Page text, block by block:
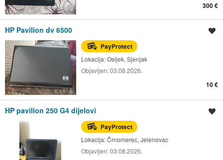
300 €
HP Pavilion dv 6500
PayProtect
Lokacija:Osijek, Sjenjak
Objavljen:03.08.2026.
10 €
HP pavilion 250 G4 dijelovi
PayProtect
Lokacija:Črnomerec, Jelenovac
Objavljen:03.08.2026.